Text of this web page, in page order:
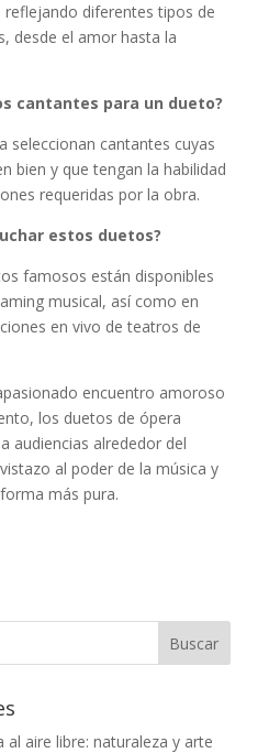
diferentes tipos de
desde el amor hasta la
cantantes para un dueto?
seleccionan cantantes cuyas
bien y que tengan la habilidad
requeridas por la obra.
estos duetos?
famosos están disponibles
musical, así como en
en vivo de teatros de
encuentro amoroso
los duetos de ópera
audiencias alrededor del
al poder de la música y
más pura.
al aire libre: naturaleza y arte